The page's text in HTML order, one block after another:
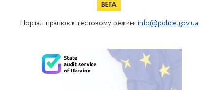
Портал працює в тестовому режимі info@police.gov.ua